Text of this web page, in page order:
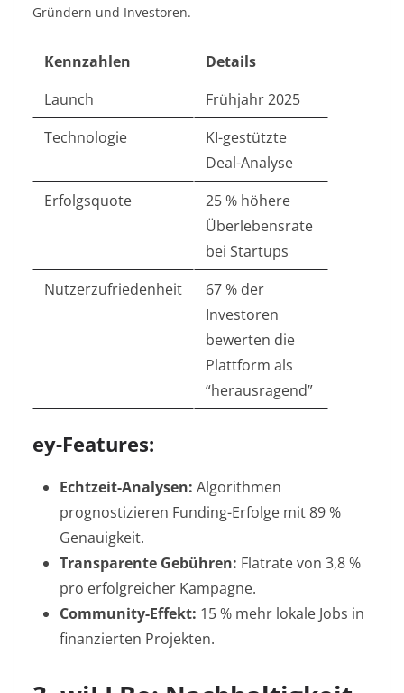
Gründern und Investoren.
Kennzahlen
Details
Launch
Frühjahr 2025
Technologie
KI-gestützte
Deal-Analyse
Erfolgsquote
25 % höhere
Überlebensrate
bei Startups
Nutzerzufriedenheit
67 % der
Investoren
bewerten die
Plattform als
“herausragend”
ey-Features:
Echtzeit-Analysen: Algorithmen
prognostizieren Funding-Erfolge mit 89 %
Genauigkeit.
Transparente Gebühren: Flatrate von 3,8 %
pro erfolgreicher Kampagne.
Community-Effekt: 15 % mehr lokale Jobs in
finanzierten Projekten.